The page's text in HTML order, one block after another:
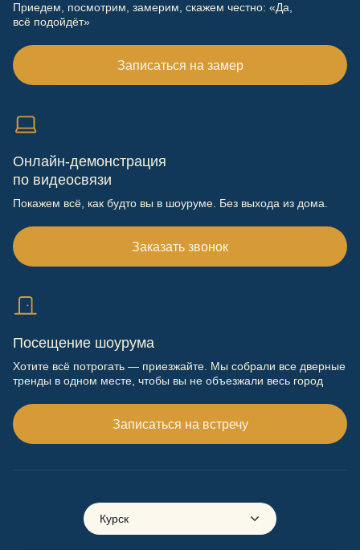
Приедем, посмотрим, замерим, скажем честно: «Да,
всё подойдёт»
Записаться на замер
Онлайн-демонстрация
по видеосвязи
Покажем всё, как будто вы в шоуруме. Без выхода из дома.
Заказать звонок
Посещение шоурума
Хотите всё потрогать — приезжайте. Мы собрали все дверные
тренды в одном месте, чтобы вы не объезжали весь город
Записаться на встречу
Курск